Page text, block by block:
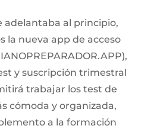
adelantaba al principio,
la nueva app de acceso
y suscripción trimestral
trabajar los test de
cómoda y organizada,
a la formación